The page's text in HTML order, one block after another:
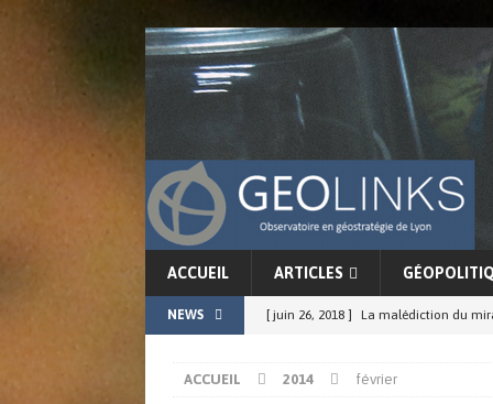
ACCUEIL ARTICLES
NEWS [ juin 26, 2018 ] La malédiction du
ACCUEIL 2014 février